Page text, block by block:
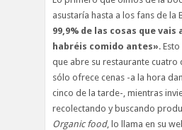
asustaría hasta a los fans de la
99,9% de las cosas que vais
habréis comido antes».
que abre su restaurante cuatro
sólo ofrece cenas -a la hora
cinco de la tarde-, mientras
recolectando y buscando
Organic food, lo llama en su